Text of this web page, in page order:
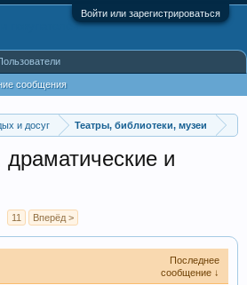
Войти или зарегистрироваться
и досуг Театры, библиотеки, музеи
и
11 Вперёд >
Последнее
сообщение ↓
сообщения